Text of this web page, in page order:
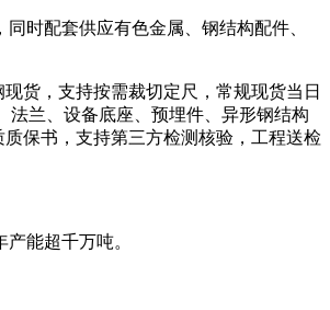
时配套供应有色金属、钢结构配件、
货，支持按需裁切定尺，常规现货当日
法兰、设备底座、预埋件、异形钢结构
保书，支持第三方检测核验，工程送检
能超千万吨。